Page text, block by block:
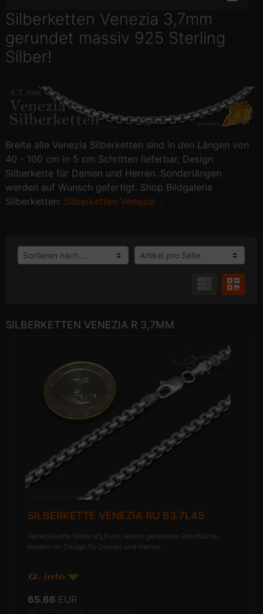
Silberketten Venezia 3,7mm
gerundet massiv 925 Sterling
Silber!
Breite alle Venezia Silberketten sind in den Längen von
40 - 100 cm in 5 cm Schritten lieferbar, Design
Silberkette für Damen und Herren. Sonderlängen
werden auf Wunsch gefertigt. Shop Bildgalerie
Silberketten: Silberketten Venezia
SILBERKETTEN VENEZIA R 3,7MM
SILBERKETTE VENEZIA RU B3.7L45
Veneziakette Silber 45,0 cm, weich gerundete Oberfläche,
modern im Design für Damen und Herren..
65.66 EUR